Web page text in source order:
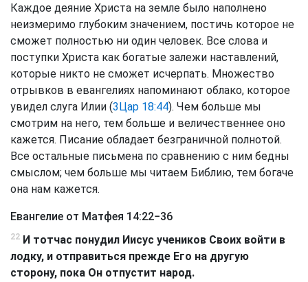
Каждое деяние Христа на земле было наполнено
неизмеримо глубоким значением, постичь которое не
сможет полностью ни один человек. Все слова и
поступки Христа как богатые залежи наставлений,
которые никто не сможет исчерпать. Множество
отрывков в евангелиях напоминают облако, которое
увидел слуга Илии (3Цар 18:44). Чем больше мы
смотрим на него, тем больше и величественнее оно
кажется. Писание обладает безграничной полнотой.
Все остальные письмена по сравнению с ним бедны
смыслом; чем больше мы читаем Библию, тем богаче
она нам кажется.
Евангелие от Матфея 14:22−36
22 И тотчас понудил Иисус учеников Своих войти в
лодку, и отправиться прежде Его на другую
сторону, пока Он отпустит народ.